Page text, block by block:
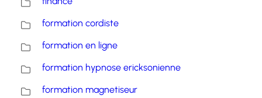
formation cordiste
formation en ligne
formation hypnose ericksonienne
formation magnetiseur